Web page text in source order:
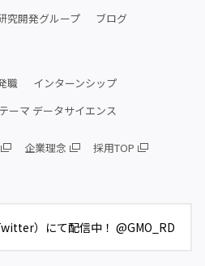
究開発グループ
ブログ
職
インターンシップ
ーマ データサイエンス
企業理念
採用TOP
）にて配信中！ @GMO_RD